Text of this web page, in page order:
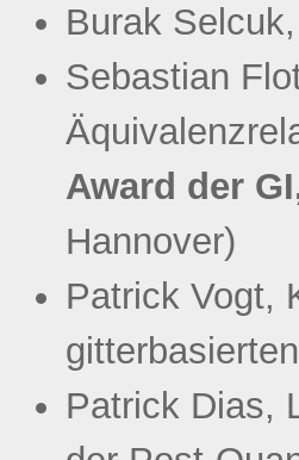
Burak
Sebastian
Award der
Hannover)
Patrick Vogt,
Patrick Dias,